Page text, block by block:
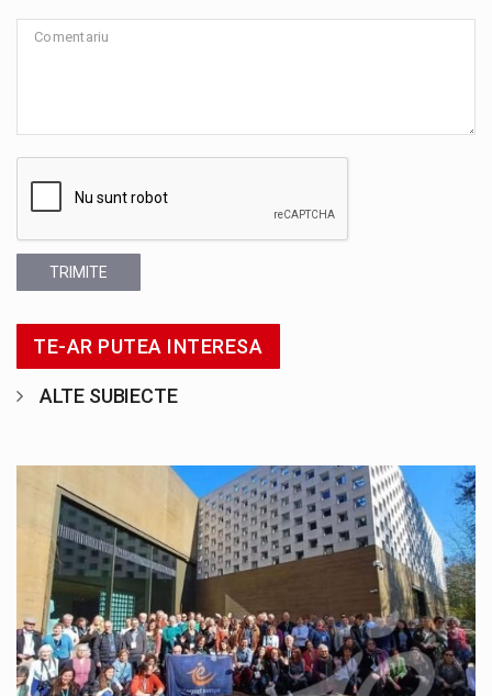
TRIMITE
TE-AR PUTEA INTERESA
ALTE SUBIECTE